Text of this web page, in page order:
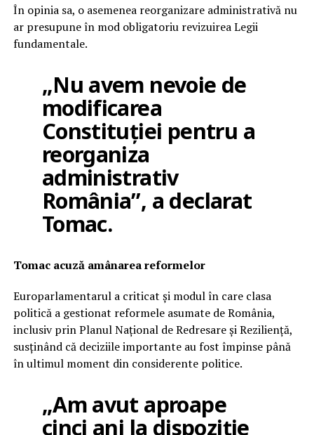
În opinia sa, o asemenea reorganizare administrativă nu
ar presupune în mod obligatoriu revizuirea Legii
fundamentale.
„Nu avem nevoie de
modificarea
Constituției pentru a
reorganiza
administrativ
România”, a declarat
Tomac.
Tomac acuză amânarea reformelor
Europarlamentarul a criticat și modul în care clasa
politică a gestionat reformele asumate de România,
inclusiv prin Planul Național de Redresare și Reziliență,
susținând că deciziile importante au fost împinse până
în ultimul moment din considerente politice.
„Am avut aproape
cinci ani la dispoziție